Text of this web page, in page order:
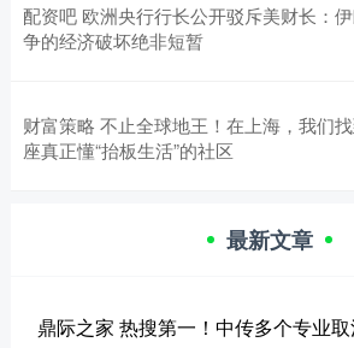
配资吧 欧洲央行行长公开驳斥美财长：
争的经济破坏绝非短暂
财富策略 不止全球地王！在上海，我们
座真正懂“抬板生活”的社区
最新文章
鼎际之家 热搜第一！中传多个专业